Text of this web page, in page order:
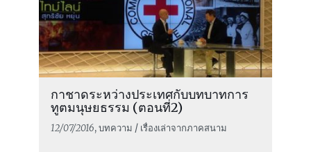
กาชาดระหว่างประเทศกับบทบาทการ
ทูตมนุษยธรรม (ตอนที่2)
12/07/2016, บทความ / เรื่องเล่าจากภาคสนาม